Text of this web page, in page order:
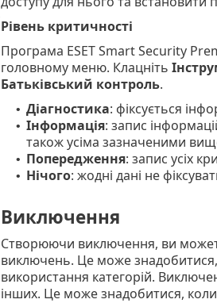
Рівень критичності
Програма ESET Smart Security
головному меню. Клацніть
Батьківський контроль.
• Діагностика: фіксується
• Інформація: запис
також усіма зазначеними
• Попередження: запис усіх
• Нічого: жодні дані не
Виключення
Створюючи виключення, ви
виключень. Це може
використання категорій.
інших. Це може знадобитися, коли